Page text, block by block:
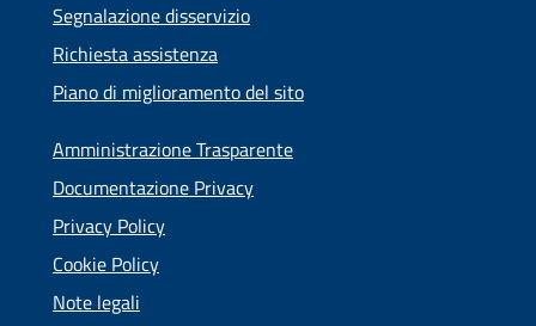
Segnalazione disservizio
Richiesta assistenza
Piano di miglioramento del sito
Amministrazione Trasparente
Documentazione Privacy
Privacy Policy
Cookie Policy
Note legali